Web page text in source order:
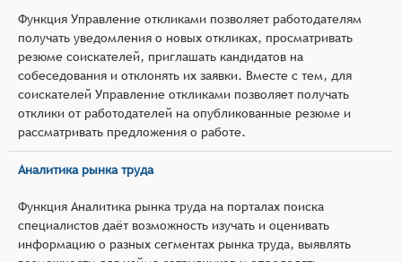
Функция Управление откликами позволяет работодателям
получать уведомления о новых откликах, просматривать
резюме соискателей, приглашать кандидатов на
собеседования и отклонять их заявки. Вместе с тем, для
соискателей Управление откликами позволяет получать
отклики от работодателей на опубликованные резюме и
рассматривать предложения о работе.
Аналитика рынка труда
Функция Аналитика рынка труда на порталах поиска
специалистов даёт возможность изучать и оценивать
информацию о разных сегментах рынка труда, выявлять